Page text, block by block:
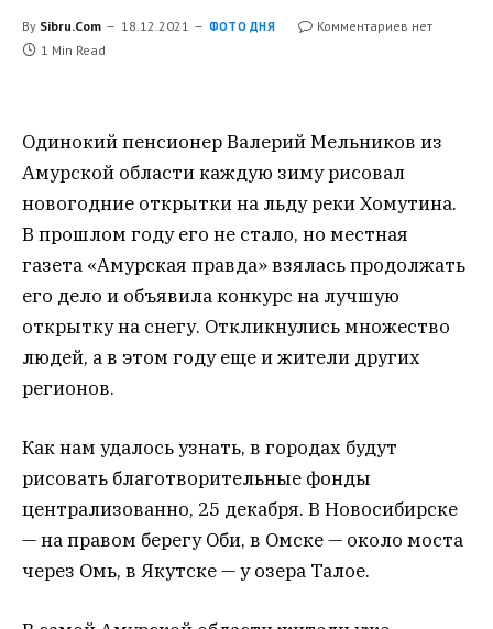
By Sibru.Com 18.12.2021 ФОТО ДНЯ
Комментариев нет
1 Min Read
Одинокий пенсионер Валерий Мельников из
Амурской области каждую зиму рисовал
новогодние открытки на льду реки Хомутина.
В прошлом году его не стало, но местная
газета «Амурская правда» взялась продолжать
его дело и объявила конкурс на лучшую
открытку на снегу. Откликнулись множество
людей, а в этом году еще и жители других
регионов.
Как нам удалось узнать, в городах будут
рисовать благотворительные фонды
централизованно, 25 декабря. В Новосибирске
— на правом берегу Оби, в Омске — около моста
через Омь, в Якутске — у озера Талое.